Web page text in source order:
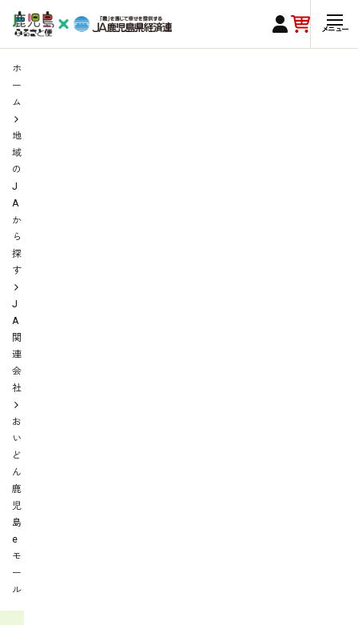
ホ
ー
ム
地
域
の
J
A
か
ら
探
す
J
A
関
連
会
社
お
い
ど
ん
鹿
児
島
e
モ
ー
ル